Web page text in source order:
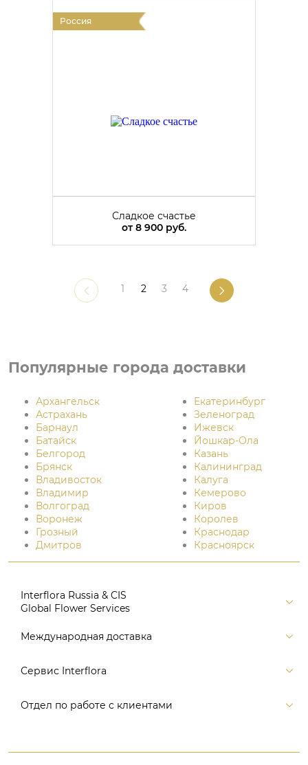
Россия
Сладкое счастье
от8 900 руб.
1 2 3 4
Популярные города доставки
Архангельск
Астрахань
Барнаул
Батайск
Белгород
Брянск
Владивосток
Владимир
Волгоград
Воронеж
Грозный
Дмитров
Екатеринбург
Зеленоград
Ижевск
Йошкар-Ола
Казань
Калининград
Калуга
Кемерово
Киров
Королев
Краснодар
Красноярск
Interflora Russia & CIS
Global Flower Services
Версия для печати
Поиск
Международная доставка
Россия
Европа
Австралия и Океания
Сервис Interflora
Заказ и оплата
Отдел по работе с клиентами